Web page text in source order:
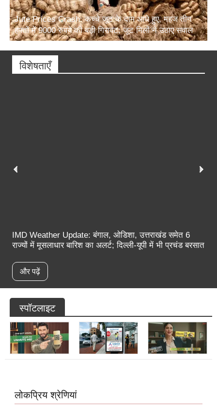
Jute Prices Crash: कच्चे जूट के दाम आधे हुए, महज तीन
हफ्तों में 9000 रुपये की बड़ी गिरावट; जूट मिलों ने उठाए सवाल
विशेषताएँ
IMD Weather Update: बंगाल, ओडिशा, उत्तराखंड समेत 6
राज्यों में मूसलाधार बारिश का अलर्ट; दिल्ली-यूपी में भी प्रचंड बरसात
और पढ़ें
स्पॉटलाइट
लोकप्रिय श्रेणियां